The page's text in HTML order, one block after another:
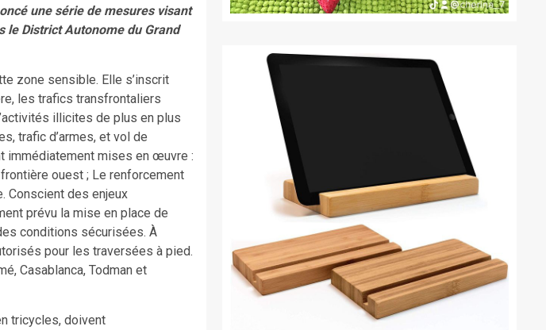
une série de mesures visant
le District Autonome du Grand
zone sensible. Elle s’inscrit
les trafics transfrontaliers
illicites de plus en plus
trafic d’armes, et vol de
immédiatement mises en œuvre :
ouest ; Le renforcement
Conscient des enjeux
prévu la mise en place de
conditions sécurisées. À
pour les traversées à pied.
Casablanca, Todman et
tricycles, doivent